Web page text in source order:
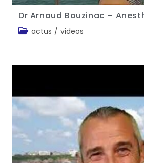
actus / videos